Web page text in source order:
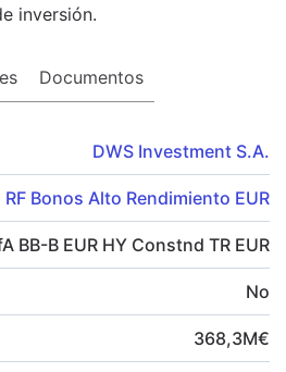
inversión.
Documentos
DWS Investment S.A.
RF Bonos Alto Rendimiento EUR
BB-B EUR HY Constnd TR EUR
No
368,3M€